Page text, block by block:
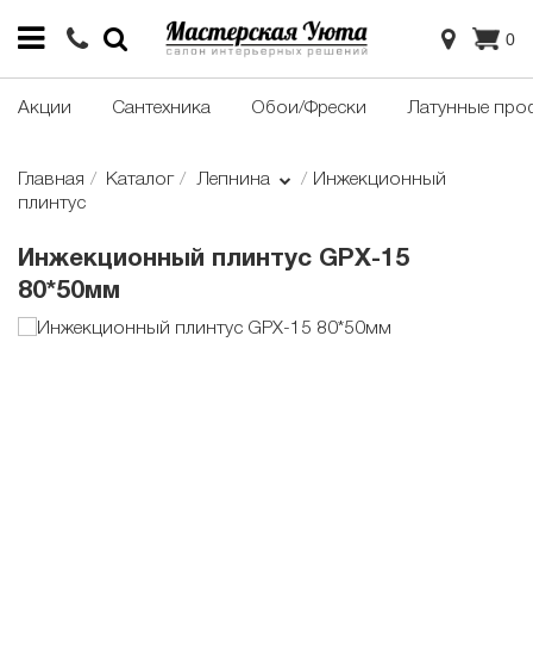
0
Акции Сантехника Обои/Фрески Латунные
Главная Каталог Лепнина
Инжекционный
плинтус
Инжекционный плинтус GPX-15
80*50мм